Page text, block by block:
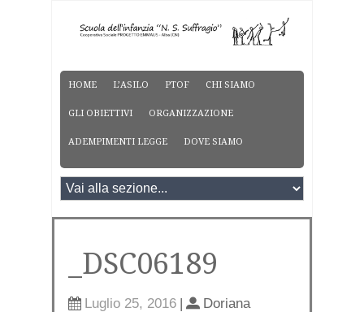
HOME L’ASILO PTOF CHI SIAMO
GLI OBIETTIVI ORGANIZZAZIONE
ADEMPIMENTI LEGGE DOVE SIAMO
_DSC06189
Luglio 25, 2016 |
Doriana